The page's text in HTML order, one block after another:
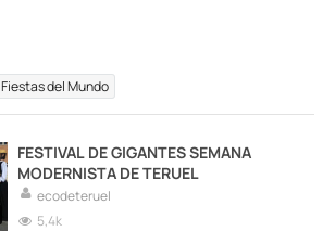
Fiestas del Mundo
FESTIVAL DE GIGANTES SEMANA
MODERNISTA DE TERUEL
ecodeteruel
5,4k